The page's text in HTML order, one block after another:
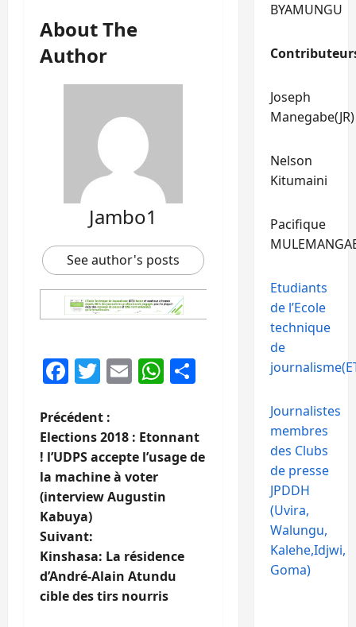
About The
Author
Jambo1
See author's posts
Facebook
Twitter
EmailWhatsApp
Partager
N
a
v
i
g
a
Précédent :
Elections 2018 : Etonnant
! l’UDPS accepte l’usage de
la machine à voter
(interview Augustin
Kabuya)
Suivant:
Kinshasa: La résidence
d’André-Alain Atundu
cible des tirs nourris
BYAMUNGU
Joseph
Manegabe(JR)
Nelson
Kitumaini
Pacifique
Etudiants
de l’Ecole
technique
de
Journalistes
membres
des Clubs
de presse
JPDDH
(Uvira,
Walungu,
Kalehe,Idjwi,
Goma)